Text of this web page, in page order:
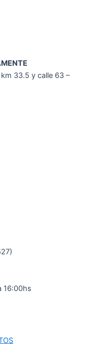
33.5 y calle 63 –
16:00hs